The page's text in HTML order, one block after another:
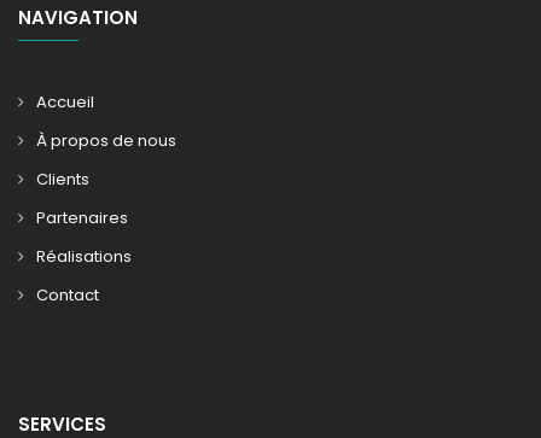
NAVIGATION
Accueil
À propos de nous
Clients
Partenaires
Réalisations
Contact
SERVICES